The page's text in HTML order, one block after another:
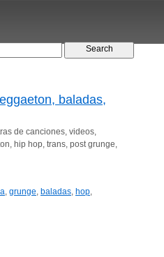
baladas,
de canciones, videos,
hip hop, trans, post grunge,
, grunge, baladas, hop,